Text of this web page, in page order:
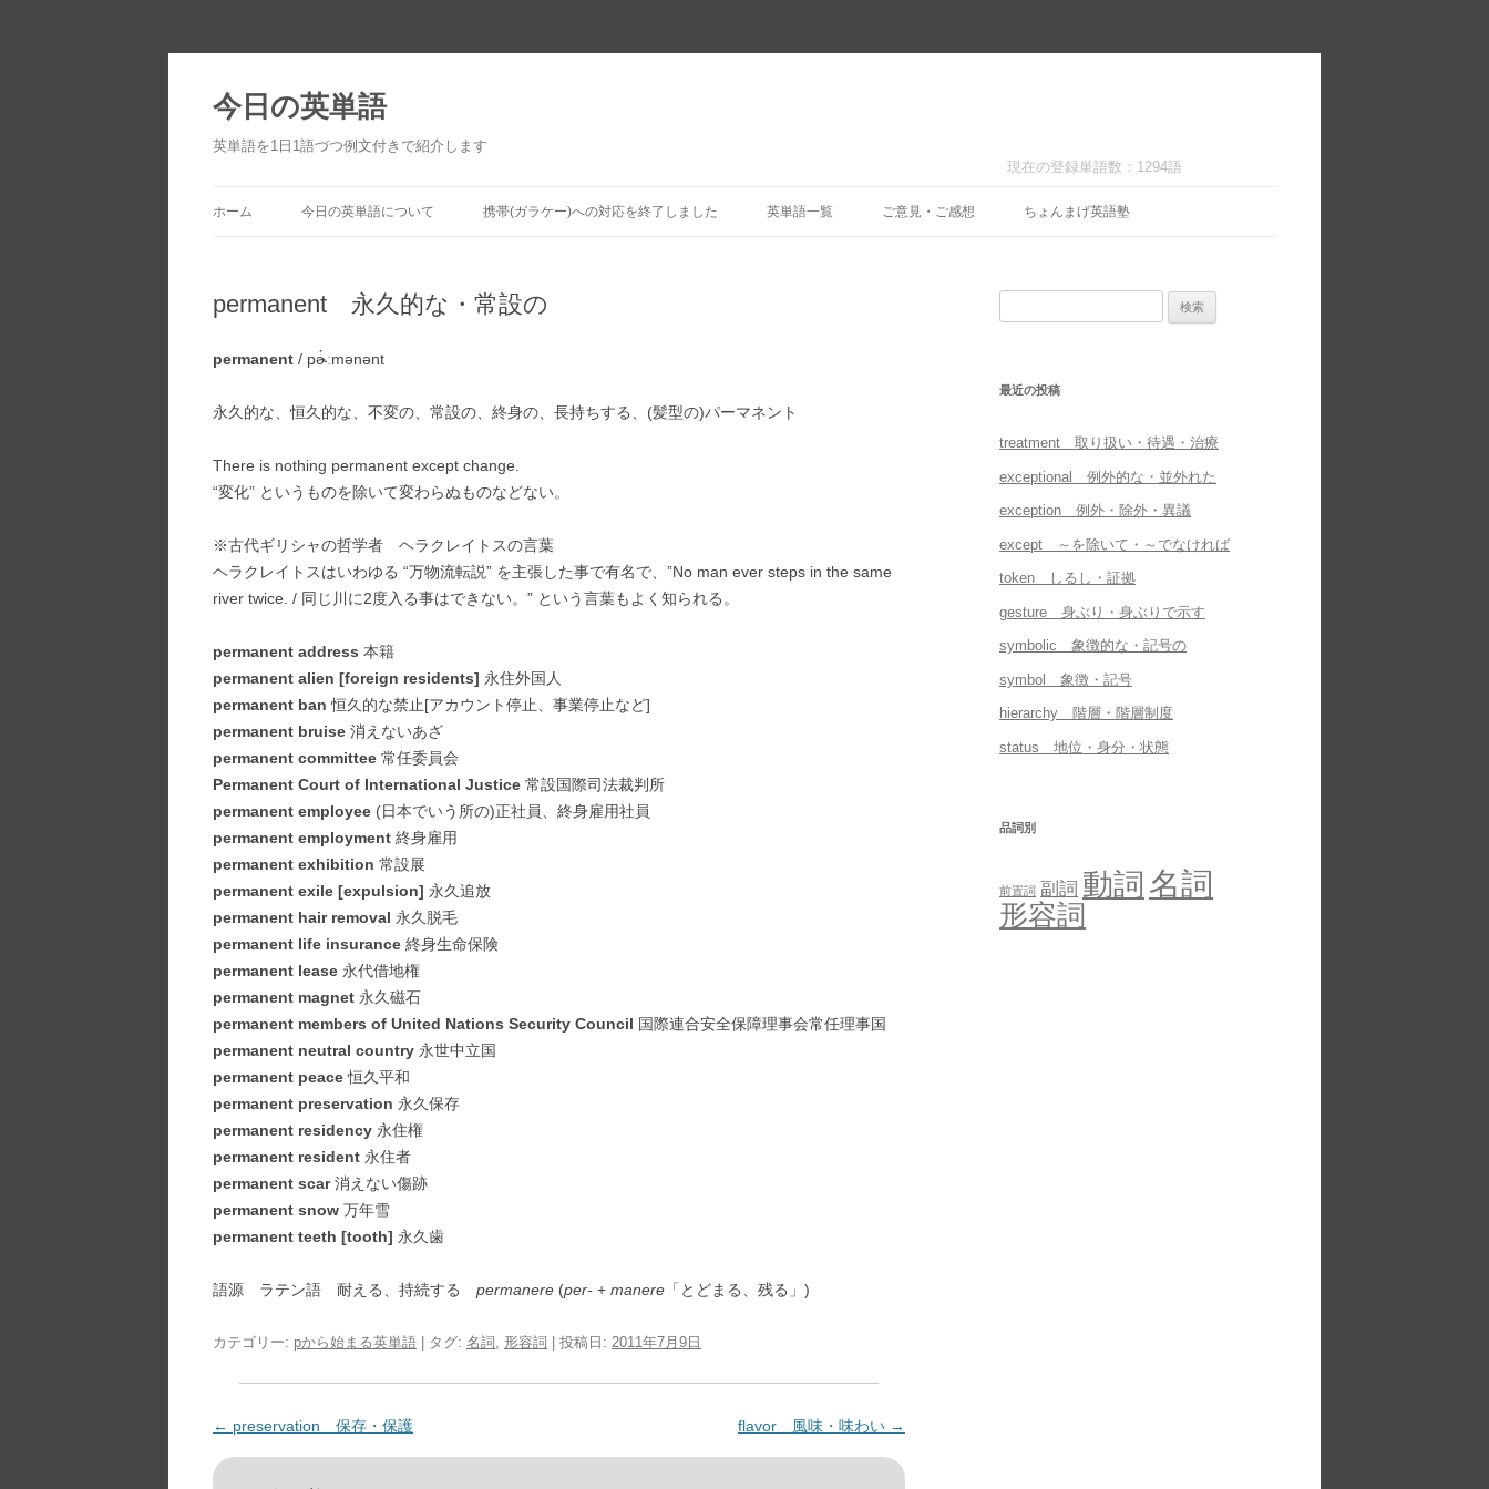
今日の英単語
英単語を1日1語づつ例文付きで紹介します
現在の登録単語数：1294語
ホーム 今日の英単語について 携帯(ガラケー)への対応を終了しました 英単語一覧 ご意見・ご感想 ちょんまげ英語塾
permanent 永久的な・常設の
permanent / pɚ́ːmənənt
永久的な、恒久的な、不変の、常設の、終身の、長持ちする、(髪型の)パーマネント
There is nothing permanent except change.
“変化” というものを除いて変わらぬものなどない。
※古代ギリシャの哲学者 ヘラクレイトスの言葉
ヘラクレイトスはいわゆる “万物流転説” を主張した事で有名で、”No man ever steps in the same
river twice. / 同じ川に2度入る事はできない。” という言葉もよく知られる。
permanent address 本籍
permanent alien [foreign residents] 永住外国人
permanent ban 恒久的な禁止[アカウント停止、事業停止など]
permanent bruise 消えないあざ
permanent committee 常任委員会
Permanent Court of International Justice 常設国際司法裁判所
permanent employee (日本でいう所の)正社員、終身雇用社員
permanent employment 終身雇用
permanent exhibition 常設展
permanent exile [expulsion] 永久追放
permanent hair removal 永久脱毛
permanent life insurance 終身生命保険
permanent lease 永代借地権
permanent magnet 永久磁石
permanent members of United Nations Security Council 国際連合安全保障理事会常任理事国
permanent neutral country 永世中立国
permanent peace恒久平和
permanent preservation 永久保存
permanent residency 永住権
permanent resident 永住者
permanent scar消えない傷跡
permanent snow 万年雪
permanent teeth [tooth] 永久歯
語源 ラテン語 耐える、持続する permanere (per- + manere 「とどまる、残る」)
カテゴリー: pから始まる英単語 | タグ: 名詞 , 形容詞 | 投稿日: 2011年7月9日
投
稿
← preservation 保存・保護 flavor 風味・味わい →
最近の投稿
treatment 取り扱い・待遇・治療
exceptional 例外的な・並外れた
exception 例外・除外・異議
except ～を除いて・～でなければ
token しるし・証拠
gesture 身ぶり・身ぶりで示す
symbolic 象徴的な・記号の
symbol 象徴・記号
hierarchy 階層・階層制度
status 地位・身分・状態
品詞別
前置詞 副詞 動詞 名詞
形容詞